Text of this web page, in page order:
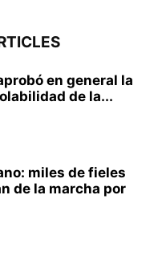
en general la
de la...
miles de fieles
de la marcha por